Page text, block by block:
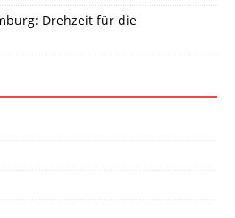
Drehzeit für die